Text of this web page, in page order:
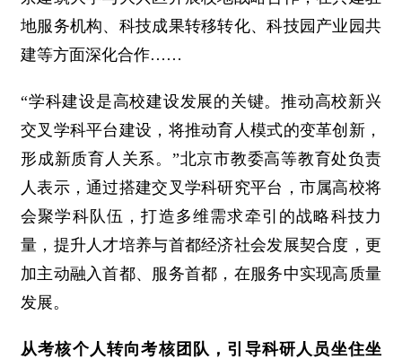
地服务机构、科技成果转移转化、科技园产业园共
建等方面深化合作……
“学科建设是高校建设发展的关键。推动高校新兴
交叉学科平台建设，将推动育人模式的变革创新，
形成新质育人关系。”北京市教委高等教育处负责
人表示，通过搭建交叉学科研究平台，市属高校将
会聚学科队伍，打造多维需求牵引的战略科技力
量，提升人才培养与首都经济社会发展契合度，更
加主动融入首都、服务首都，在服务中实现高质量
发展。
从考核个人转向考核团队，引导科研人员坐住坐